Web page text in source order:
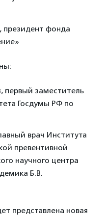
, президент фонда
, первый заместитель
Госдумы РФ по
врач Института
превентивной
научного центра
Б.В.
представлена новая